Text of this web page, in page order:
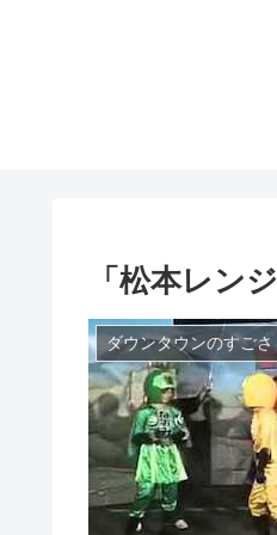
「松本レン
ダウンタウンのすごさ